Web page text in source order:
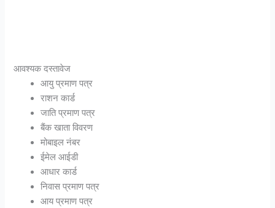
आवश्यक दस्तावेज
आयु प्रमाण पत्र
राशन कार्ड
जाति प्रमाण पत्र
बैंक खाता विवरण
मोबाइल नंबर
ईमेल आईडी
आधार कार्ड
निवास प्रमाण पत्र
आय प्रमाण पत्र